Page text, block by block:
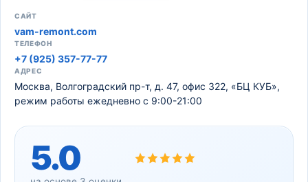
САЙТ
vam-remont.com
ТЕЛЕФОН
+7 (925) 357-77-77
АДРЕС
Москва, Волгоградский пр-т, д. 47, офис 322, «БЦ КУБ»,
режим работы ежедневно с 9:00-21:00
5.0